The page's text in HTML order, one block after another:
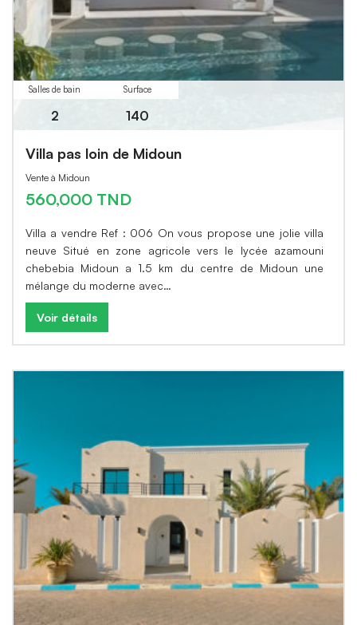
Salles de bain
2
Surface
140
Villa pas loin de Midoun
Vente à Midoun
560,000 TND
Villa a vendre Ref : 006 On vous propose une jolie villa
neuve Situé en zone agricole vers le lycée azamouni
chebebia Midoun a 1.5 km du centre de Midoun une
mélange du moderne avec…
Voir détails